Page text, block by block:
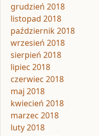
grudzień 2018
listopad 2018
październik 2018
wrzesień 2018
sierpień 2018
lipiec 2018
czerwiec 2018
maj 2018
kwiecień 2018
marzec 2018
luty 2018